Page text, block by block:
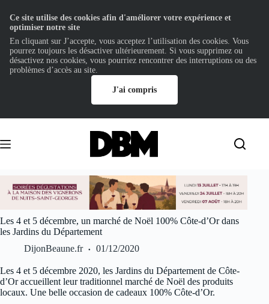
contenu
Les 4 et 5 décembre, un marché de Noël 100% Côte-d’Or dans
les Jardins du Département
DijonBeaune.fr
01/12/2020
Les 4 et 5 décembre 2020, les Jardins du Département de Côte-
d’Or accueillent leur traditionnel marché de Noël des produits
locaux. Une belle occasion de cadeaux 100% Côte-d’Or.
Ce site utilise des cookies afin d'améliorer votre expérience et
optimiser notre site
En cliquant sur J’accepte, vous acceptez l’utilisation des cookies. Vous
pourrez toujours les désactiver ultérieurement. Si vous supprimez ou
désactivez nos cookies, vous pourriez rencontrer des interruptions ou des
problèmes d’accès au site.
J'ai compris